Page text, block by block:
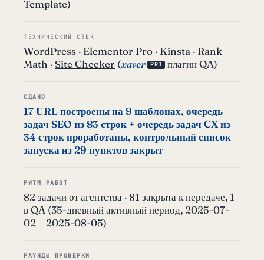
Template)
ТЕХНИЧЕСКИЙ СТЕК
WordPress · Elementor Pro · Kinsta · Rank
Math · Site Checker (xaver PRO плагин QA)
СДАНО
17 URL построены на 9 шаблонах, очередь
задач SEO из 83 строк + очередь задач CX из
34 строк проработаны, контрольный список
запуска из 29 пунктов закрыт
РИТМ РАБОТ
82 задачи от агентства · 81 закрыта к передаче, 1
в QA (35-дневный активный период, 2025-07-
02 – 2025-08-05)
РАУНДЫ ПРОВЕРКИ